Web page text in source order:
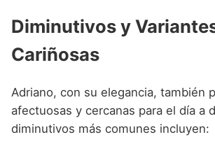
Diminutivos y
Cariñosas
Adriano, con su elegancia, también
afectuosas y cercanas para el día a
diminutivos más comunes incluyen: